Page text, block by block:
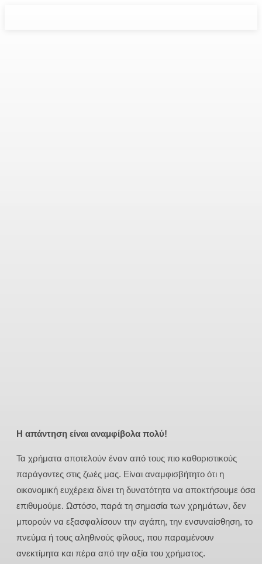
Η απάντηση είναι αναμφίβολα πολύ!
Τα χρήματα αποτελούν έναν από τους πιο καθοριστικούς
παράγοντες στις ζωές μας. Είναι αναμφισβήτητο ότι η
οικονομική ευχέρεια δίνει τη δυνατότητα να αποκτήσουμε όσα
επιθυμούμε. Ωστόσο, παρά τη σημασία των χρημάτων, δεν
μπορούν να εξασφαλίσουν την αγάπη, την ενσυναίσθηση, το
πνεύμα ή τους αληθινούς φίλους, που παραμένουν
ανεκτίμητα και πέρα από την αξία του χρήματος.